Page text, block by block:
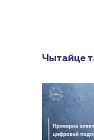
Чытайце